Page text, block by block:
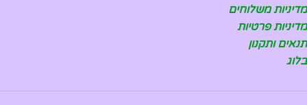
מדיניות משלוחים
מדיניות פרטיות
תנאים ותקנון
בלוג